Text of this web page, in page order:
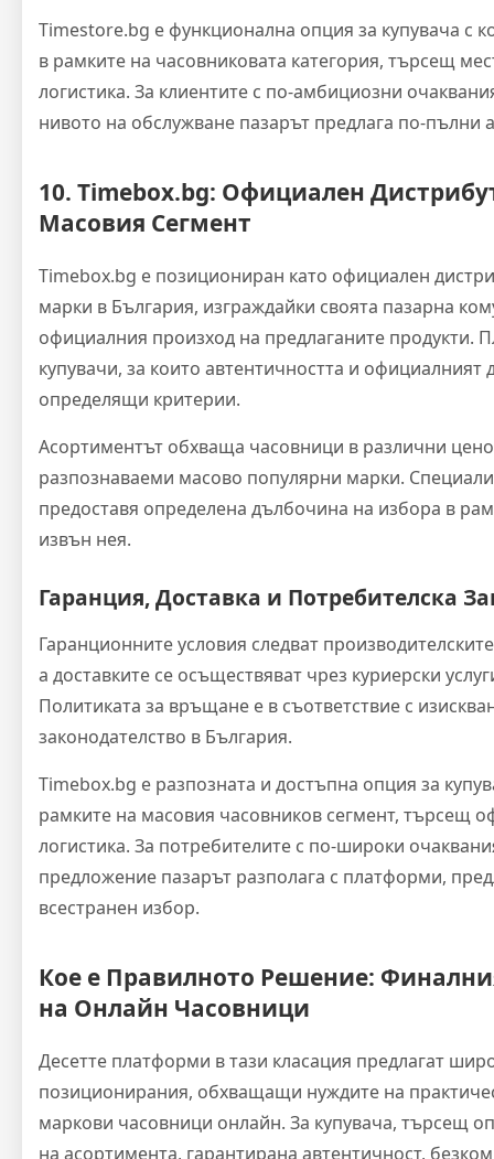
Timestore.bg е функционална опция за купувача с
в рамките на часовниковата категория, търсещ
логистика. За клиентите с по-амбициозни
нивото на обслужване пазарът предлага по-пълни
10. Timebox.bg: Официален
Масовия Сегмент
Timebox.bg е позициониран като официален
марки в България, изграждайки своята пазарна
официалния произход на предлаганите продукти.
купувачи, за които автентичността и официалният
определящи критерии.
Асортиментът обхваща часовници в различни
разпознаваеми масово популярни марки.
предоставя определена дълбочина на избора в
извън нея.
Гаранция, Доставка и Потребителска
Гаранционните условия следват
а доставките се осъществяват чрез куриерски
Политиката за връщане е в съответствие с
законодателство в България.
Timebox.bg е разпозната и достъпна опция за
рамките на масовия часовников сегмент, търсещ
логистика. За потребителите с по-широки
предложение пазарът разполага с платформи,
всестранен избор.
Кое е Правилното Решение:
на Онлайн Часовници
Десетте платформи в тази класация предлагат
позиционирания, обхващащи нуждите на
маркови часовници онлайн. За купувача, търсещ
на асортимента, гарантирана автентичност,